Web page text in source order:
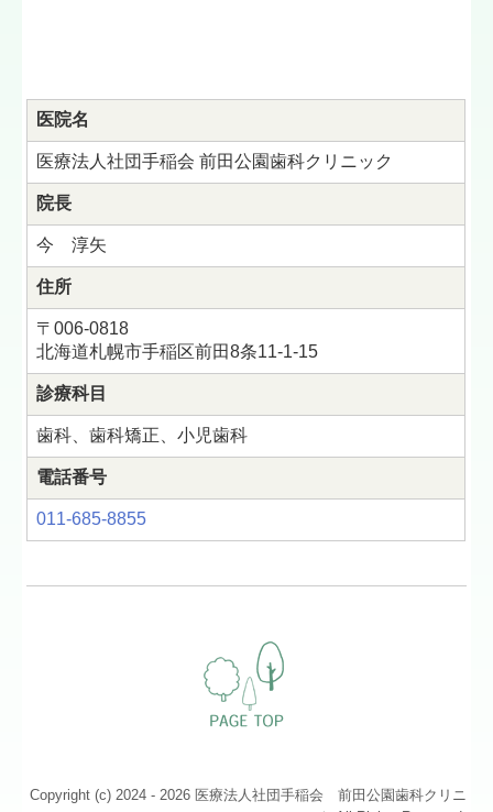
医院名
医療法人社団手稲会 前田公園歯科クリニック
院長
今 淳矢
住所
〒006-0818
北海道札幌市手稲区前田8条11-1-15
診療科目
歯科、歯科矯正、小児歯科
電話番号
011-685-8855
Copyright (c) 2024 - 2026 医療法人社団手稲会 前田公園歯科クリニ